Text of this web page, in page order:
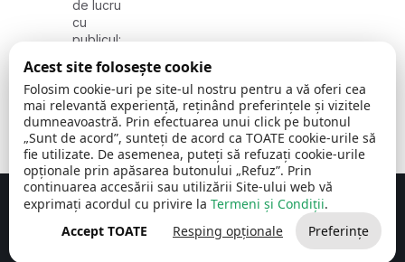
de lucru
cu
publicul:
08:00 -
16:30
, vineri:
08:00 -
14:00
Comuna Cerchezu © 2026Toate drepturile rezervate
Concept realizat de Big Media Relații Publice SRL
Acest site folosește cookie
Folosim cookie-uri pe site-ul nostru pentru a vă oferi cea
mai relevantă experiență, reținând preferințele și vizitele
dumneavoastră. Prin efectuarea unui click pe butonul
„Sunt de acord”, sunteți de acord ca TOATE cookie-urile să
fie utilizate. De asemenea, puteți să refuzați cookie-urile
opționale prin apăsarea butonului „Refuz”. Prin
continuarea accesării sau utilizării Site-ului web vă
exprimați acordul cu privire la Termeni și Condiții.
Accept TOATE
Resping opționale Preferințe